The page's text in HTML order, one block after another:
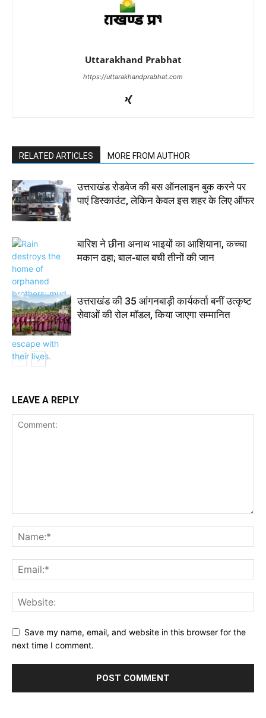
Uttarakhand Prabhat
https://uttarakhandprabhat.com
RELATED ARTICLES MORE FROM AUTHOR
उत्तराखंड रोडवेज की बस ऑनलाइन बुक करने पर
पाएं डिस्काउंट, लेकिन केवल इस शहर के लिए ऑफर
बारिश ने छीना अनाथ भाइयों का आशियाना, कच्चा
मकान ढहा; बाल-बाल बची तीनों की जान
उत्तराखंड की 35 आंगनबाड़ी कार्यकर्ता बनीं उत्कृष्ट
सेवाओं की रोल मॉडल, किया जाएगा सम्मानित
LEAVE A REPLY
Save my name, email, and website in this browser for the
next time I comment.